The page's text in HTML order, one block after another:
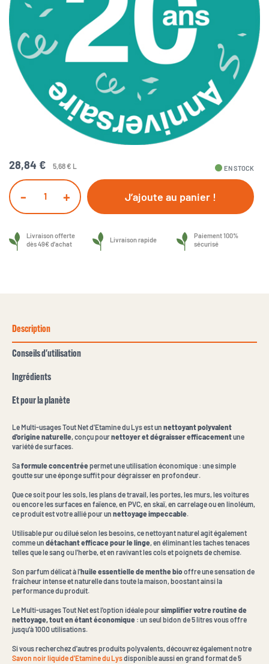
28,84 € 5,68 € L fiber_manual_record EN STOCK
- + J’ajoute au panier !
Livraison offerte
dès 49€ d’achat
Livraison rapide
Paiement 100%
sécurisé
Description
Conseils d'utilisation
Ingrédients
Et pour la planète
Le Multi-usages Tout Net d'Etamine du Lys est un nettoyant polyvalent
d'origine naturelle , conçu pournettoyer et dégraisser efficacementune
variété de surfaces.
Saformule concentréepermet une utilisation économique : une simple
goutte sur une éponge suffit pour dégraisser en profondeur.
Que ce soit pour les sols, les plans de travail, les portes, les murs, les voitures
ou encore les surfaces en faïence, en PVC, en skaï, en carrelage ou en linoléum,
ce produit est votre allié pour un nettoyage impeccable
Utilisable pur ou dilué selon les besoins, ce nettoyant naturel agit également
comme un détachant efficace pour le linge , en éliminant les taches tenaces
telles que le sang ou l'herbe, et en ravivant les cols et poignets de chemise.
Son parfum délicat à l'huile essentielle de menthe biooffre une sensation de
fraîcheur intense et naturelle dans toute la maison, boostant ainsi la
performance du produit.
Le Multi-usages Tout Net est l'option idéale poursimplifier votre routine de
nettoyage, tout en étant économique : un seul bidon de 5 litres vous offre
jusqu'à 1000 utilisations.
Si vous recherchez d'autres produits polyvalents, découvrez également notre
Savon noir liquide d'Etamine du Lysdisponible aussi en grand format de 5